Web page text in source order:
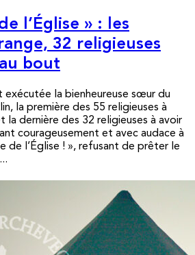
l’Église » : les
32 religieuses
bout
exécutée la bienheureuse sœur du
la première des 55 religieuses à
la dernière des 32 religieuses à avoir
courageusement et avec audace à
de l’Église ! », refusant de prêter le